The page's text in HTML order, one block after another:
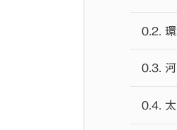
0.2.
0.3.
0.4.